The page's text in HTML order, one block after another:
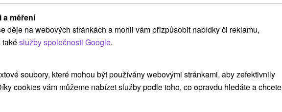
dotaz pouze ve
před zakoupením
pes malá rasa od
do 40 kg - 20 € /
hosté pochutnají na
Připravuje se
Demänová,
použitými
beton a prosklená
do objektu denní
a měření
děje na webových stránkách a mohli vám přizpůsobit nabídky či reklamu,
takéslužby společnosti Google.
soubory, které mohou být používány webovými stránkami, aby zefektivnily
cookies vám můžeme nabízet služby podle toho, co opravdu hledáte a chcete